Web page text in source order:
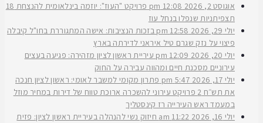
אוגוסט 2, 2026
12:08 pm
פרויקט "העוז": יוזמה בינלאומית להנצחת 18
תצפיתניות שנפלו בנחל עוז
יולי 29, 2026
12:58 pm
בזכות הנציבות: אישה המתגוררת בחו"ל קיבלה
פיצוי על נזק שגרם טיל איראני לדירתה בארץ
יולי 20, 2026
12:09 pm
עיריית ראשון לציון מזהירה: פגיעה בעצים
עירוניים מסכנת חיים ומהווה עבירה על החוק
יולי 17, 2026
5:47 pm
פתרון מקומי למשבר לאומי: ראשון לציון חנכה
את תש״ח 2 פרויקט עירוני להשכרה ארוכת טווח של דירות במחיר מוזל
במעמד ראש העירייה רז קינסטליך
יולי 16, 2026
11:22 am
חיזוק נשי להנהלה בעיריית ראשון לציון: פזית